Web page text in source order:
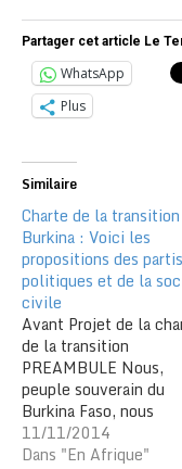
Partager cet article Le
WhatsApp
Plus
Similaire
Charte de la transition
Burkina : Voici les
propositions des partis
politiques et de la
civile
Avant Projet de la
de la transition
PREAMBULE Nous,
peuple souverain du
Burkina Faso, nous
fondant sur la
constitution du 2 juin
11/11/2014
Dans "En Afrique"